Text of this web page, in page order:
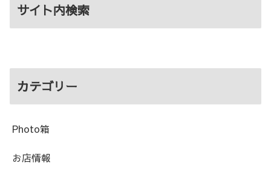
サイト内検索
カテゴリー
Photo箱
お店情報